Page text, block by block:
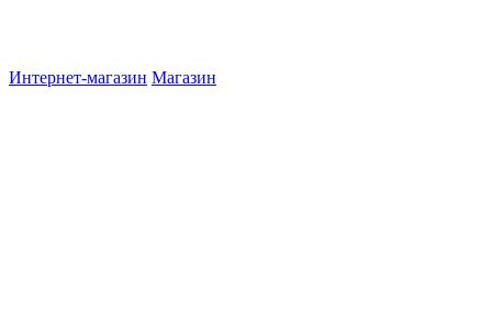
Интернет-магазин Магазин